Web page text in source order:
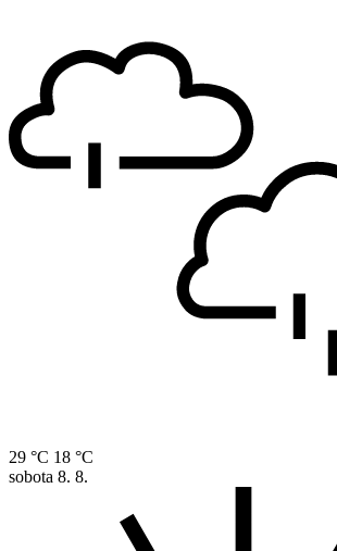
29 °C 18 °C
sobota 8. 8.